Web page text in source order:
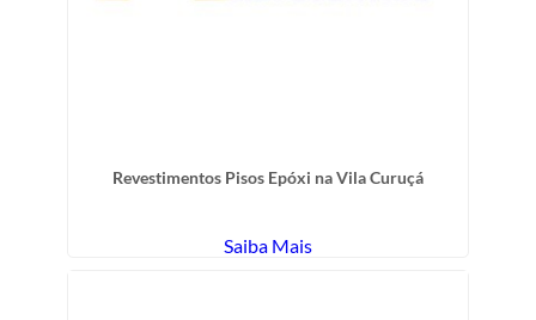
Revestimentos Pisos Epóxi na Vila Curuçá
Saiba Mais